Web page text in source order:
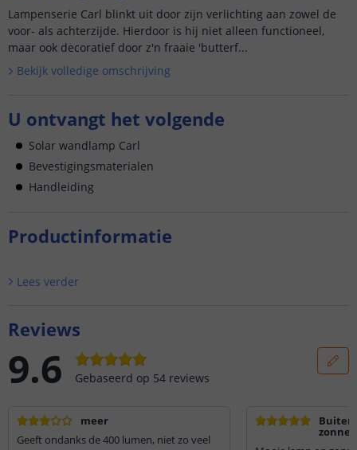
Lampenserie Carl blinkt uit door zijn verlichting aan zowel de
voor- als achterzijde. Hierdoor is hij niet alleen functioneel,
maar ook decoratief door z'n fraaie 'butterf...
Bekijk volledige omschrijving
U ontvangt het volgende
Solar wandlamp Carl
Bevestigingsmaterialen
Handleiding
Productinformatie
Lees verder
Reviews
9.6 Gebaseerd op 54 reviews
meer
Geeft ondanks de 400 lumen, niet zo veel